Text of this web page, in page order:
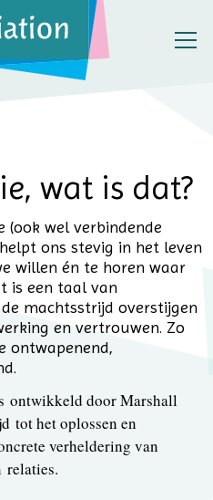
wat is dat?
(ook wel verbindende
ons stevig in het leven
willen én te horen waar
is een taal van
machtsstrijd overstijgen
en vertrouwen. Zo
ontwapenend,
ontwikkeld door Marshall
tot het oplossen en
verheldering van
relaties.